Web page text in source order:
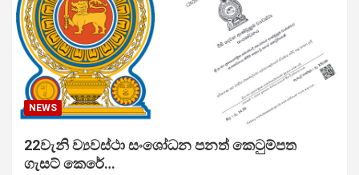
NEWS
22වැනි ව්‍යවස්ථා සංශෝධන පනත් කෙටුම්පත
ගැසට් කෙරේ…